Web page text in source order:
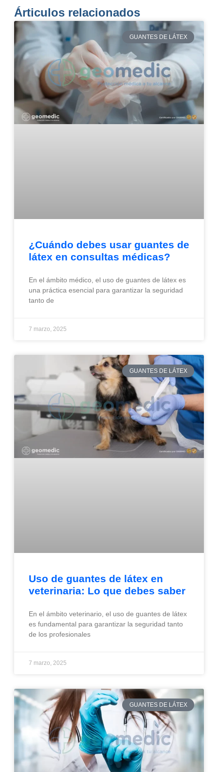
Árticulos relacionados
GUANTES DE LÁTEX
¿Cuándo debes usar guantes de
látex en consultas médicas?
En el ámbito médico, el uso de guantes de látex es
una práctica esencial para garantizar la seguridad
tanto de
7 marzo, 2025
GUANTES DE LÁTEX
Uso de guantes de látex en
veterinaria: Lo que debes saber
En el ámbito veterinario, el uso de guantes de látex
es fundamental para garantizar la seguridad tanto
de los profesionales
7 marzo, 2025
GUANTES DE LÁTEX